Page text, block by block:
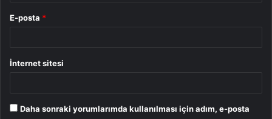
E-posta *
İnternet sitesi
Daha sonraki yorumlarımda kullanılması için adım, e-posta